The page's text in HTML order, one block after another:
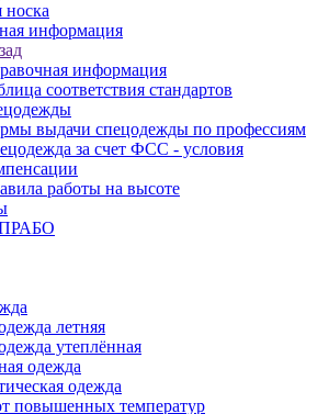
информация
информация
соответствия стандартов
выдачи спецодежды по профессиям
за счет ФСС - условия
работы на высоте
летняя
утеплённая
одежда
одежда
повышенных температур